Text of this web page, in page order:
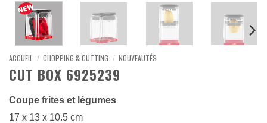
ACCUEIL / CHOPPING & CUTTING / NOUVEAUTÉS
CUT BOX 6925239
Coupe frites et légumes
17 x 13 x 10.5 cm